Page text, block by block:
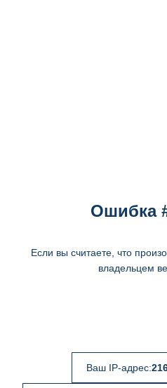
Ошибка
Если вы считаете, что
владельцем
Ваш IP-адрес: